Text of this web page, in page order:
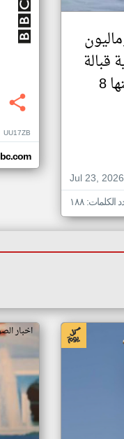
قبالة
سواحل اليمن على متنها 8
Jul 23, 2026
الكلمات: ١٨٨
UU17ZB
اخبار